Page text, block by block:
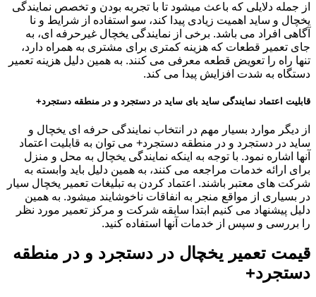
از جمله دلایلی که باعث میشود تا با تجربه بودن و تخصص نمایندگی
یخچال و ساید اهمیت زیادی پیدا کند، سو استفاده از شرایط و نا
آگاهی افراد می باشد. برخی از نمایندگی یخچال غیرحرفه ای، به
جای تعمیر قطعات که هزینه کمتری برای مشتری به همراه دارد،
تنها راه را تعویض قطعه معرفی می کنند. به همین دلیل هزینه تعمیر
دستگاه به شدت افزایش پیدا می کند.
قابلیت اعتماد نمایندگی ساید بای ساید در دستجرد و در منطقه دستجرد+
از دیگر موارد بسیار مهم در انتخاب نمایندگی حرفه ای یخچال و
ساید در دستجرد و در منطقه دستجرد+ می توان به قابلیت اعتماد
آنها اشاره نمود. با توجه به اینکه نمایندگی یخچال به محل و منزل
برای ارائه خدمات مراجعه می کنند، به همین دلیل باید وابسته به
شرکت های معتبر باشند. اعتماد کردن به تبلیغات تعمیر یخچال سیار
در بسیاری از مواقع منجر به انفاقات ناخوشایند میشود. به همین
دلیل پیشنهاد می کنیم ابتدا سابقه شرکت و مرکز تعمیر مورد نظر
را بررسی و سپس از خدمات آنها استفاده کنید.
قیمت تعمیر یخچال در دستجرد و در منطقه
دستجرد+